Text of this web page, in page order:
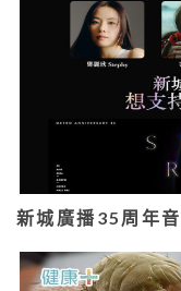
新城廣播35周年